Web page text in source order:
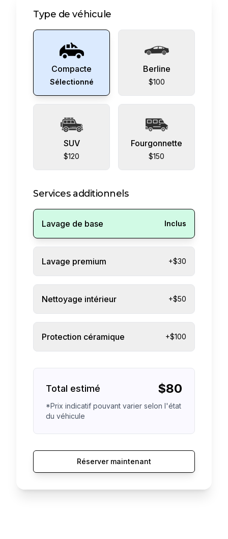
Type de véhicule
Compacte
Sélectionné
Berline
$100
SUV
$120
Fourgonnette
$150
Services additionnels
Lavage de base Inclus
Lavage premium +$30
Nettoyage intérieur +$50
Protection céramique +$100
Total estimé $80
*Prix indicatif pouvant varier selon l'état
du véhicule
Réserver maintenant